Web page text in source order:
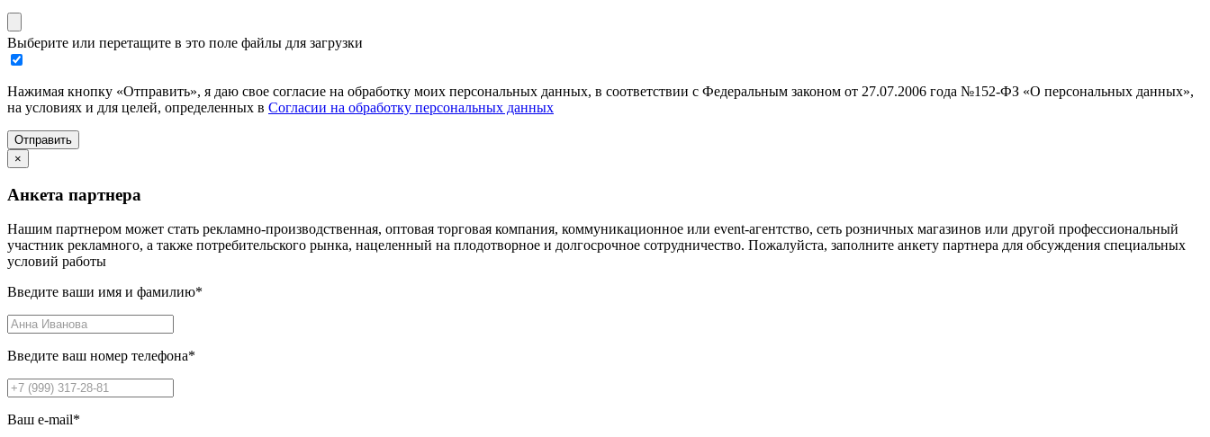
Выберите или перетащите в это поле файлы для загрузки
Нажимая кнопку «Отправить», я даю свое согласие на обработку моих персональных данных, в соответствии с Федеральным законом от 27.07.2006 года №152-ФЗ «О персональных данных»,
на условиях и для целей, определенных в Согласии на обработку персональных данных
Отправить
×
Анкета партнера
Нашим партнером может стать рекламно-производственная, оптовая торговая компания, коммуникационное или event-агентство, сеть розничных магазинов или другой профессиональный
участник рекламного, а также потребительского рынка, нацеленный на плодотворное и долгосрочное сотрудничество. Пожалуйста, заполните анкету партнера для обсуждения специальных
условий работы
Введите ваши имя и фамилию*
Введите ваш номер телефона*
Ваш e-mail*